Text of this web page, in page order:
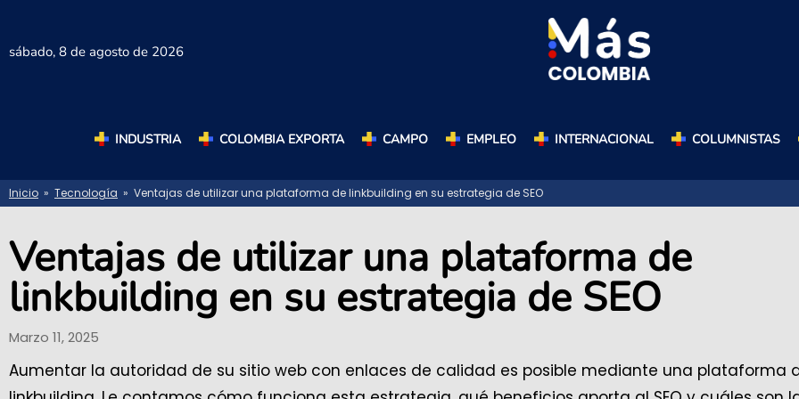
sábado, 8 de agosto de 2026
INDUSTRIA COLOMBIA EXPORTA CAMPO EMPLEO INTERNACIONAL COLUMNISTAS
Inicio » Tecnología » Ventajas de utilizar una plataforma de linkbuilding en su estrategia de SEO
Ventajas de utilizar una plataforma de
linkbuilding en su estrategia de SEO
Marzo 11, 2025
Aumentar la autoridad de su sitio web con enlaces de calidad es posible mediante una plataforma